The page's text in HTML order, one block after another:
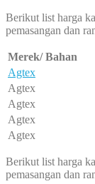
Berikut list harga
pemasangan dan
Merek/ Bahan
Agtex
Agtex
Agtex
Agtex
Agtex
Berikut list harga
pemasangan dan